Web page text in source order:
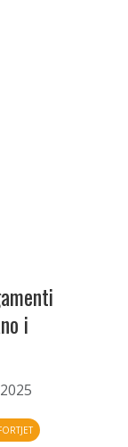
i